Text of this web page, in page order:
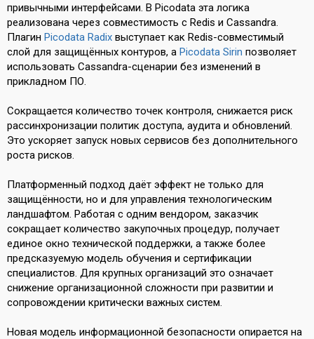
привычными интерфейсами. В Picodata эта логика
реализована через совместимость с Redis и Cassandra.
Плагин Picodata Radix выступает как Redis-совместимый
слой для защищённых контуров, а Picodata Sirin позволяет
использовать Cassandra-сценарии без изменений в
прикладном ПО.
Сокращается количество точек контроля, снижается риск
рассинхронизации политик доступа, аудита и обновлений.
Это ускоряет запуск новых сервисов без дополнительного
роста рисков.
Платформенный подход даёт эффект не только для
защищённости, но и для управления технологическим
ландшафтом. Работая с одним вендором, заказчик
сокращает количество закупочных процедур, получает
единое окно технической поддержки, а также более
предсказуемую модель обучения и сертификации
специалистов. Для крупных организаций это означает
снижение организационной сложности при развитии и
сопровождении критически важных систем.
Новая модель информационной безопасности опирается на